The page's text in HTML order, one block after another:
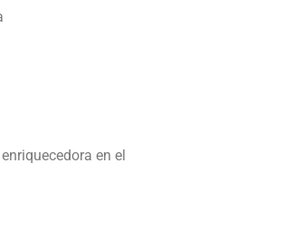
en el